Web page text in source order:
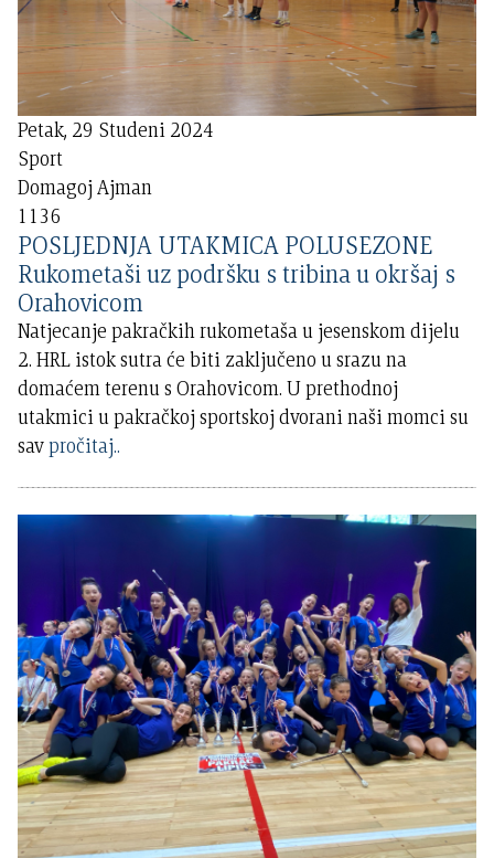
Petak, 29 Studeni 2024
Sport
Domagoj Ajman
1136
POSLJEDNJA UTAKMICA POLUSEZONE
Rukometaši uz podršku s tribina u okršaj s
Orahovicom
Natjecanje pakračkih rukometaša u jesenskom dijelu
2. HRL istok sutra će biti zaključeno u srazu na
domaćem terenu s Orahovicom. U prethodnoj
utakmici u pakračkoj sportskoj dvorani naši momci su
savpročitaj..